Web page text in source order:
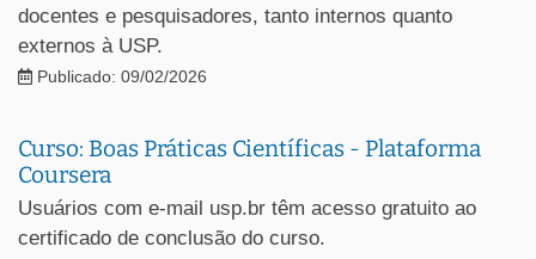
docentes e pesquisadores, tanto internos quanto
externos à USP.
Publicado: 09/02/2026
Curso: Boas Práticas Científicas - Plataforma
Coursera
Usuários com e-mail usp.br têm acesso gratuito ao
certificado de conclusão do curso.